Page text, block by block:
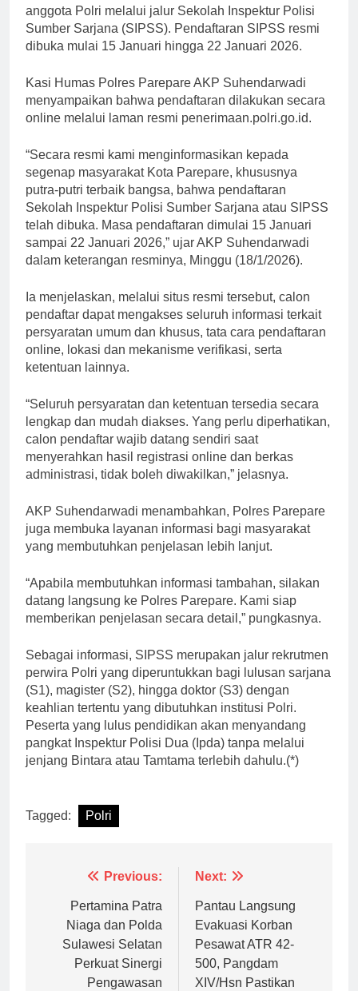
anggota Polri melalui jalur Sekolah Inspektur Polisi
Sumber Sarjana (SIPSS). Pendaftaran SIPSS resmi
dibuka mulai 15 Januari hingga 22 Januari 2026.
Kasi Humas Polres Parepare AKP Suhendarwadi
menyampaikan bahwa pendaftaran dilakukan secara
online melalui laman resmi penerimaan.polri.go.id.
“Secara resmi kami menginformasikan kepada
segenap masyarakat Kota Parepare, khususnya
putra-putri terbaik bangsa, bahwa pendaftaran
Sekolah Inspektur Polisi Sumber Sarjana atau SIPSS
telah dibuka. Masa pendaftaran dimulai 15 Januari
sampai 22 Januari 2026,” ujar AKP Suhendarwadi
dalam keterangan resminya, Minggu (18/1/2026).
Ia menjelaskan, melalui situs resmi tersebut, calon
pendaftar dapat mengakses seluruh informasi terkait
persyaratan umum dan khusus, tata cara pendaftaran
online, lokasi dan mekanisme verifikasi, serta
ketentuan lainnya.
“Seluruh persyaratan dan ketentuan tersedia secara
lengkap dan mudah diakses. Yang perlu diperhatikan,
calon pendaftar wajib datang sendiri saat
menyerahkan hasil registrasi online dan berkas
administrasi, tidak boleh diwakilkan,” jelasnya.
AKP Suhendarwadi menambahkan, Polres Parepare
juga membuka layanan informasi bagi masyarakat
yang membutuhkan penjelasan lebih lanjut.
“Apabila membutuhkan informasi tambahan, silakan
datang langsung ke Polres Parepare. Kami siap
memberikan penjelasan secara detail,” pungkasnya.
Sebagai informasi, SIPSS merupakan jalur rekrutmen
perwira Polri yang diperuntukkan bagi lulusan sarjana
(S1), magister (S2), hingga doktor (S3) dengan
keahlian tertentu yang dibutuhkan institusi Polri.
Peserta yang lulus pendidikan akan menyandang
pangkat Inspektur Polisi Dua (Ipda) tanpa melalui
jenjang Bintara atau Tamtama terlebih dahulu.(*)
Tagged: Polri
Navigasi
pos
Previous:
Pertamina Patra
Niaga dan Polda
Sulawesi Selatan
Perkuat Sinergi
Pengawasan
Next:
Pantau Langsung
Evakuasi Korban
Pesawat ATR 42-
500, Pangdam
XIV/Hsn Pastikan